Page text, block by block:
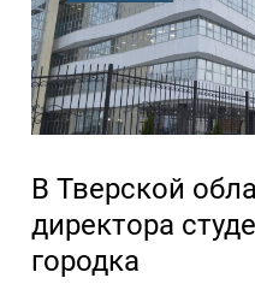
В Тверской
директора
городка